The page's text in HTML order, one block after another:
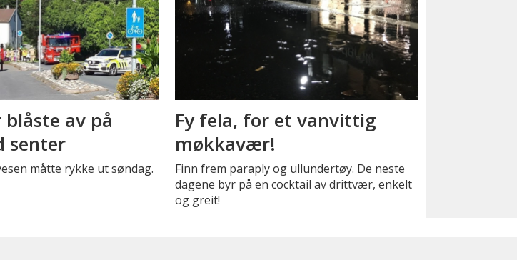
av på
senter
måtte rykke ut søndag.
Fy fela, for et vanvittig
møkkavær!
Finn frem paraply og ullundertøy. De neste
dagene byr på en cocktail av drittvær, enkelt
og greit!